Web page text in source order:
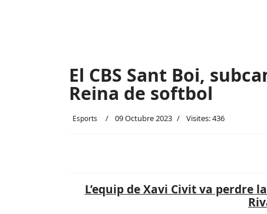
El CBS Sant Boi,
Reina de softbol
Esports 09 Octubre 2023 Visites: 436
L’equip de Xavi Civit va perdre